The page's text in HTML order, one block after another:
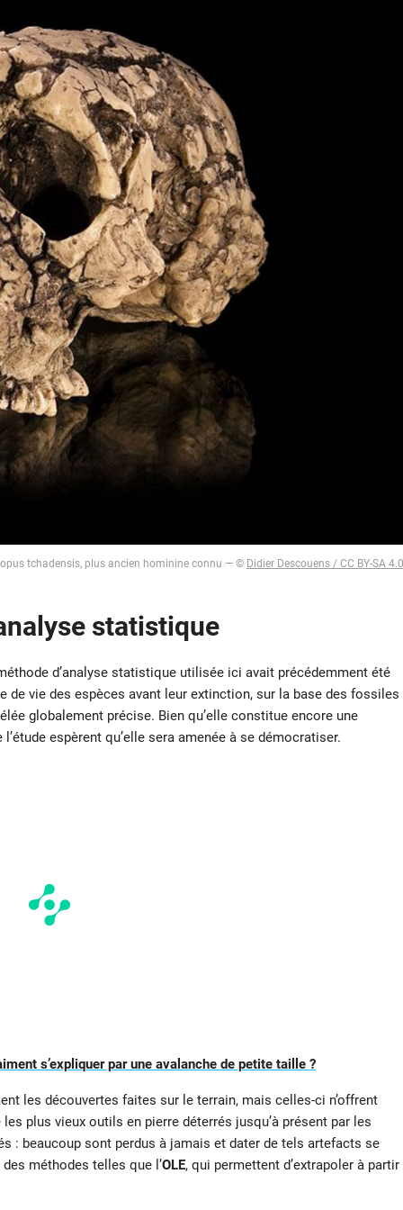
tchadensis, plus ancien hominine connu — © Didier Descouens / CC BY-SA 4.0
statistique
d’analyse statistique utilisée ici avait précédemment été
de vie des espèces avant leur extinction, sur la base des fossiles
globalement précise. Bien qu’elle constitue encore une
espèrent qu’elle sera amenée à se démocratiser.
s’expliquer par une avalanche de petite taille ?
les découvertes faites sur le terrain, mais celles-ci n’offrent
plus vieux outils en pierre déterrés jusqu’à présent par les
: beaucoup sont perdus à jamais et dater de tels artefacts se
méthodes telles que l’OLE, qui permettent d’extrapoler à partir